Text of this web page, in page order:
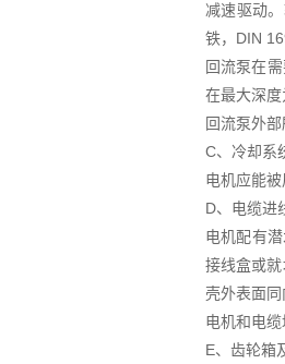
减速驱动
铁，DIN
回流泵在
在最大深
回流泵外
C、冷却系
电机应能
D、电缆进
电机配有
接线盒或
壳外表面
电机和电
E、齿轮箱